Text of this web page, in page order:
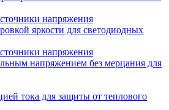
напряжения
яркости для светодиодных
напряжения
напряжением без мерцания для
тока для защиты от теплового